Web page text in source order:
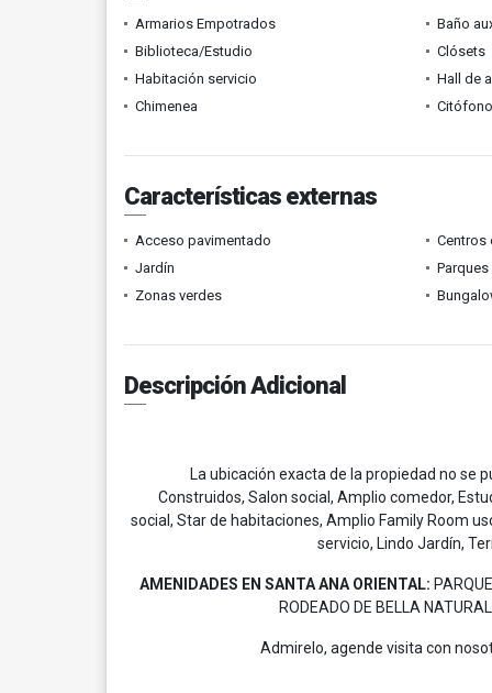
Armarios Empotrados Baño
Biblioteca/Estudio
Clósets
Habitación servicio
Hall de
Chimenea
Características externas
Acceso pavimentado Centros
Jardín
Zonas verdes
Descripción Adicional
La ubicación exacta de la propiedad no se
Construidos, Salon social, Amplio comedor,
social, Star de habitaciones, Amplio Family Room
servicio, Lindo Jardín,
AMENIDADES EN SANTA ANA ORIENTAL:
RODEADO DE BELLA
Admirelo, agende visita con